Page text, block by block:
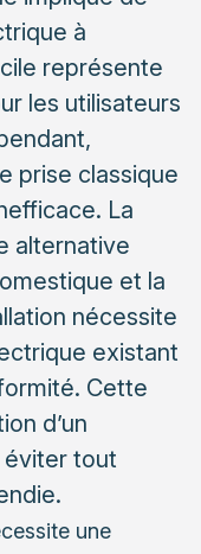
à
représente
les utilisateurs
prise classique
La
alternative
et la
nécessite
existant
Cette
d’un
éviter tout
une
règles à
circuit existant
et protection
: garantie de
conformité
d’une prise
borne de